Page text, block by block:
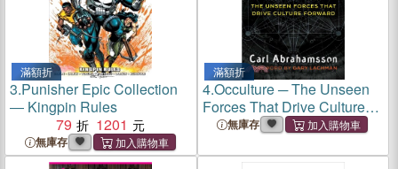
滿額折
3.Punisher Epic Collection
― Kingpin Rules
79
1201
無庫存
滿額折
4.Occulture ─ The Unseen
Forces That Drive Culture
Forward
無庫存